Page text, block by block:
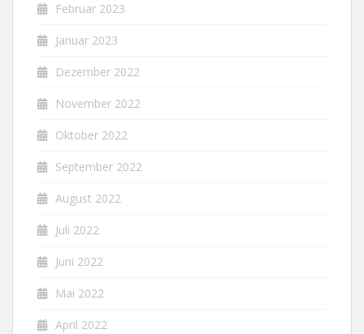
Februar 2023
Januar 2023
Dezember 2022
November 2022
Oktober 2022
September 2022
August 2022
Juli 2022
Juni 2022
Mai 2022
April 2022